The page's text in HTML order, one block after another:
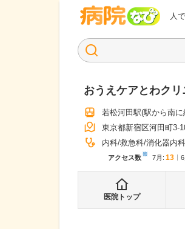
人
病院
おうえケアとわクリ
若松河田駅(駅から南に
東京都新宿区河田町3-
内科 救急科 消化器内科
アクセス数※ 7月 : 13 6
医院トップ